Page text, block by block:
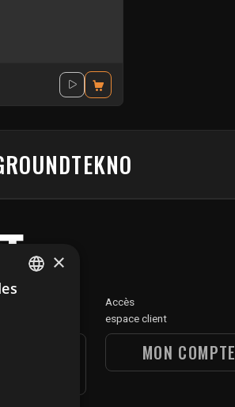
Accès
espace client
MON COMPTE
×